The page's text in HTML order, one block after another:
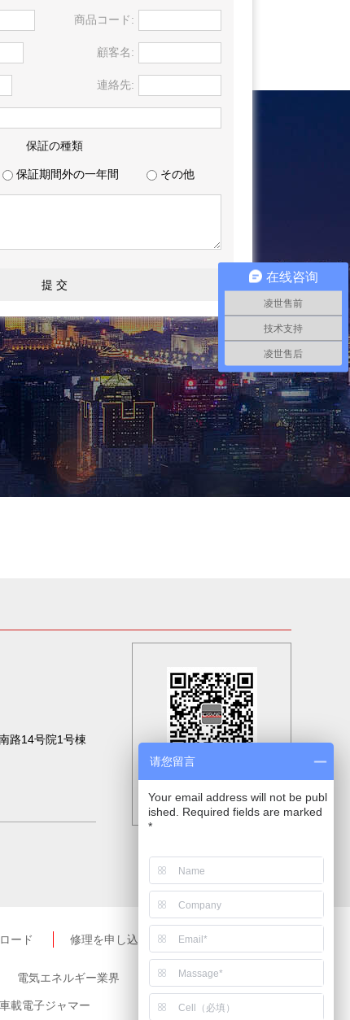
商品コード:
顧客名:
連絡先:
保証の種類
保証期間外の一年間 その他
路14号院1号棟
二次元コードをスキャン
世にも注目
ード 修理を申し込む News
電気エネルギー業界 その他の業界
車載電子ジャマー
在线咨询
凌世售前
技术支持
凌世售后
请您留言
Your email address will not be publ
ished. Required fields are marked
*